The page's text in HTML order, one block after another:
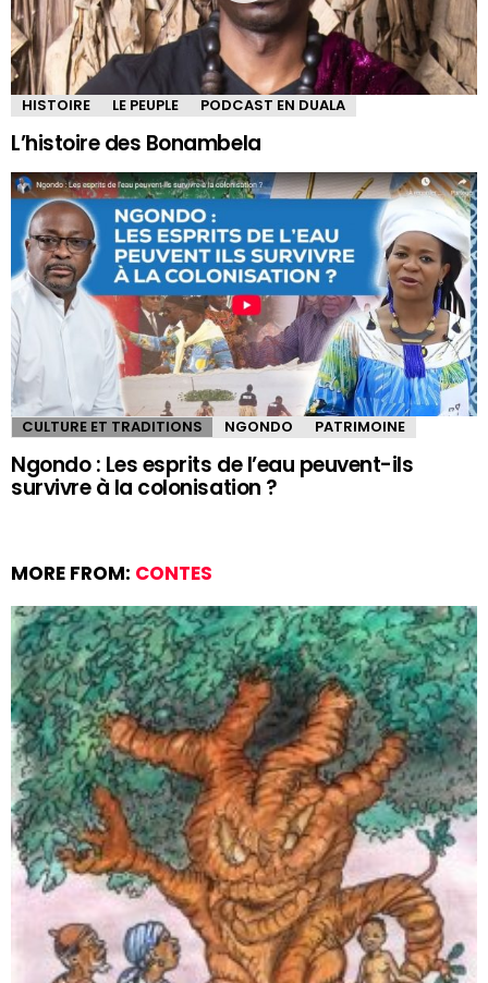
HISTOIRE LE PEUPLE PODCAST EN DUALA
L’histoire des Bonambela
CULTURE ET TRADITIONS NGONDO PATRIMOINE
Ngondo : Les esprits de l’eau peuvent-ils
survivre à la colonisation ?
MORE FROM: CONTES